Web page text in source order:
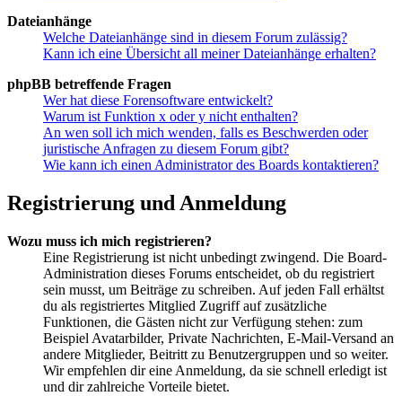
Dateianhänge
Welche Dateianhänge sind in diesem Forum zulässig?
Kann ich eine Übersicht all meiner Dateianhänge erhalten?
phpBB betreffende Fragen
Wer hat diese Forensoftware entwickelt?
Warum ist Funktion x oder y nicht enthalten?
An wen soll ich mich wenden, falls es Beschwerden oder
juristische Anfragen zu diesem Forum gibt?
Wie kann ich einen Administrator des Boards kontaktieren?
Registrierung und Anmeldung
Wozu muss ich mich registrieren?
Eine Registrierung ist nicht unbedingt zwingend. Die Board-
Administration dieses Forums entscheidet, ob du registriert
sein musst, um Beiträge zu schreiben. Auf jeden Fall erhältst
du als registriertes Mitglied Zugriff auf zusätzliche
Funktionen, die Gästen nicht zur Verfügung stehen: zum
Beispiel Avatarbilder, Private Nachrichten, E-Mail-Versand an
andere Mitglieder, Beitritt zu Benutzergruppen und so weiter.
Wir empfehlen dir eine Anmeldung, da sie schnell erledigt ist
und dir zahlreiche Vorteile bietet.